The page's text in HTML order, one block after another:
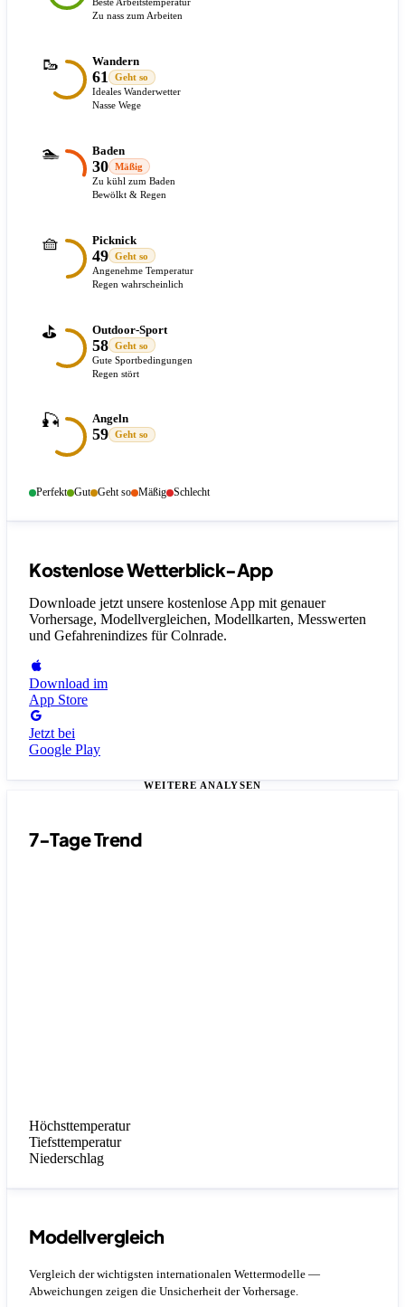
Zu nass zum Arbeiten
🥾 Wandern
61
Geht so
Ideales Wanderwetter
Nasse Wege
🏊 Baden
30
Mäßig
Zu kühl zum Baden
Bewölkt & Regen
🧺 Picknick
49
Geht so
Angenehme Temperatur
Regen wahrscheinlich
⛳ Outdoor-Sport
58
Geht so
Gute Sportbedingungen
Regen stört
🎣 Angeln
59 Geht so
Perfekt Gut Geht so Mäßig Schlecht
Kostenlose Wetterblick-App
Downloade jetzt unsere kostenlose App mit genauer
Vorhersage, Modellvergleichen, Modellkarten, Messwerten
und Gefahrenindizes für Colnrade.
Download im
App Store
Jetzt bei
Google Play
WEITERE ANALYSEN
7-Tage Trend
Höchsttemperatur
Tiefsttemperatur
Niederschlag
Modellvergleich
Vergleich der wichtigsten internationalen Wettermodelle —
Abweichungen zeigen die Unsicherheit der Vorhersage.